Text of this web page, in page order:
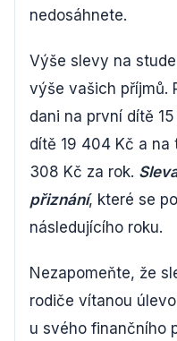
nedosáhnete.
Výše slevy na
výše vašich příjmů.
dani na první dítě
dítě 19 404 Kč a na
308 Kč za rok.
přiznání, které se
následujícího roku.
Nezapomeňte, že
rodiče vítanou
u svého finančního